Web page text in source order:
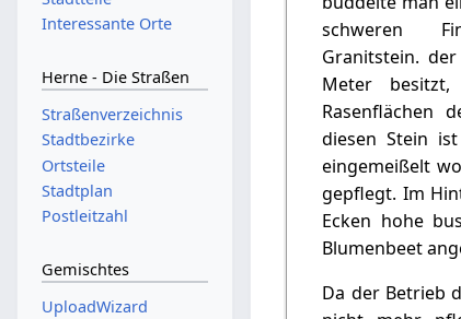
schweren
Granitstein.
Meter
Rasenflächen
diesen Stein
eingemeißelt
gepflegt. Im
Ecken hohe
Blumenbeet
Da der Betrieb
Interessante Orte
Herne - Die Straßen
Straßenverzeichnis
Stadtbezirke
Ortsteile
Stadtplan
Postleitzahl
Gemischtes
UploadWizard